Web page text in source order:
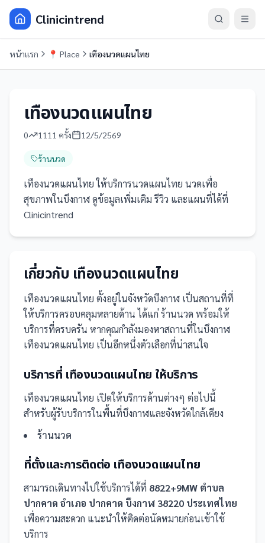
Clinicintrend
หน้าแรก 📍 Place เทืองนวดแผนไทย
เทืองนวดแผนไทย
0 1111 ครั้ง 12/5/2569
ร้านนวด
เทืองนวดแผนไทย ให้บริการนวดแผนไทย นวดเพื่อ
สุขภาพในบึงกาฬ ดูข้อมูลเพิ่มเติม รีวิว และแผนที่ได้ที่
Clinicintrend
เกี่ยวกับ เทืองนวดแผนไทย
เทืองนวดแผนไทย ตั้งอยู่ในจังหวัดบึงกาฬ เป็นสถานที่ที่
ให้บริการครอบคลุมหลายด้าน ได้แก่ ร้านนวด พร้อมให้
บริการที่ครบครัน หากคุณกำลังมองหาสถานที่ในบึงกาฬ
เทืองนวดแผนไทย เป็นอีกหนึ่งตัวเลือกที่น่าสนใจ
บริการที่ เทืองนวดแผนไทย ให้บริการ
เทืองนวดแผนไทย เปิดให้บริการด้านต่างๆ ต่อไปนี้
สำหรับผู้รับบริการในพื้นที่บึงกาฬและจังหวัดใกล้เคียง
ร้านนวด
ที่ตั้งและการติดต่อ เทืองนวดแผนไทย
สามารถเดินทางไปใช้บริการได้ที่ 8822+9MW ตำบล
ปากคาด อำเภอ ปากคาด บึงกาฬ 38220 ประเทศไทย
เพื่อความสะดวก แนะนำให้ติดต่อนัดหมายก่อนเข้าใช้
บริการ